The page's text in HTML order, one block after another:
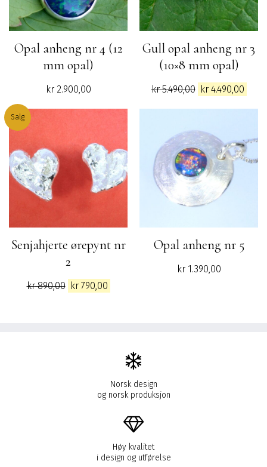
Opal anheng nr 4 (12
mm opal)
kr2.900,00
Gull opal anheng nr 3
(10×8 mm opal)
kr5.490,00 Opprinnelig
kr 5.490,00.
kr4.490,00
Salg
Senjahjerte ørepynt nr
2
kr890,00 Opprinnelig
kr790,00
Opal anheng nr 5
kr1.390,00
Norsk design
og norsk produksjon
Høy kvalitet
i design og utførelse